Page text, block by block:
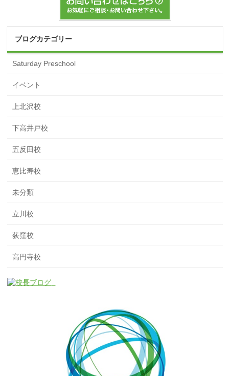
ブログカテゴリー
Saturday Preschool
イベント
上北沢校
下高井戸校
五反田校
恵比寿校
未分類
立川校
荻窪校
高円寺校